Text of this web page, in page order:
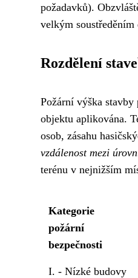
požadavků).
velkým soustředěním
Rozdělení
Požární výška stavby
objektu aplikována.
osob, zásahu
vzdálenost mezi
terénu v nejnižším
Kategorie
požární
bezpečnosti
I. - Nízké budovy